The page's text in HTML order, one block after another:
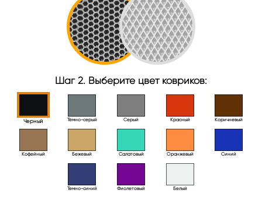
Шаг 2. Выберите цвет ковриков:
Черный Тёмно-серый Серый Красный Коричневый
Кофейный Бежевый Салатовый Оранжевый Синий
Темно-синий Фиолетовый Белый